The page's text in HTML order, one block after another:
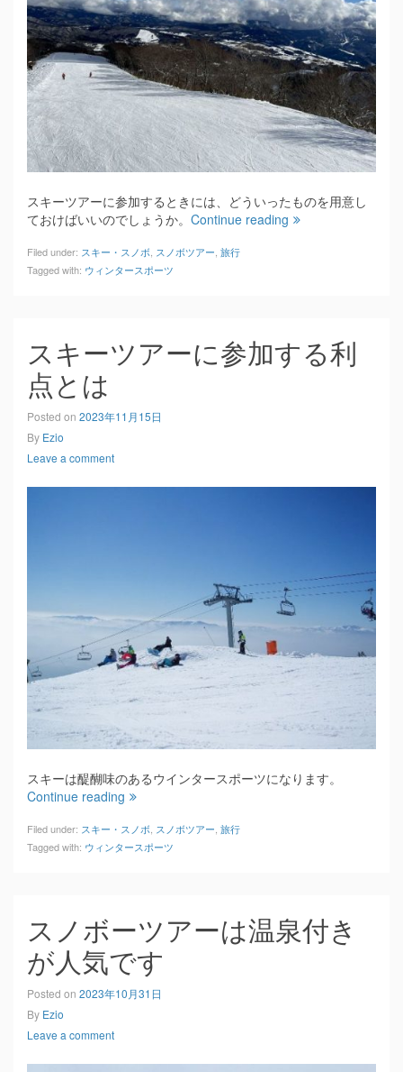
スキーツアーに参加するときには、どういったものを用意し
ておけばいいのでしょうか。 Continue reading
Filed under: スキー・スノボ スノボツアー 旅行
Tagged with: ウィンタースポーツ
スキーツアーに参加する利
点とは
Posted on 2023年11月15日
By Ezio
Leave a comment
スキーは醍醐味のあるウインタースポーツになります。
Continue reading
Filed under: スキー・スノボ スノボツアー 旅行
Tagged with: ウィンタースポーツ
スノボーツアーは温泉付き
が人気です
Posted on 2023年10月31日
By Ezio
Leave a comment